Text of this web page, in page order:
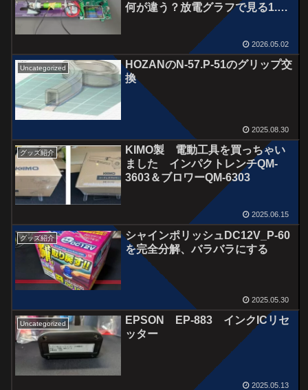
何が違う？放電グラフで見る1.5V
2026.05.02
Uncategorized
HOZANのN-57.P-51のグリップ交
換
2025.08.30
グッズ紹介
KIMO製 電動工具を買っちゃい
ました インパクトレンチQM-
3603＆ブロワーQM-6303
2025.06.15
グッズ紹介
シャインポリッシュDC12V_P-60
を完全分解、バラバラにする
2025.05.30
Uncategorized
EPSON EP-883 インクICリセ
ッター
2025.05.13